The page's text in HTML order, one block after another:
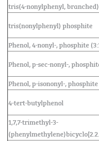
tris(4-nonylphenyl,
tris(nonylphenyl) phosphite
Phenol, 4-nonyl-, phosphite
Phenol, p-sec-nonyl-,
Phenol, p-isononyl-, phosphite
4-tert-butylphenol
1,7,7-trimethyl-3-